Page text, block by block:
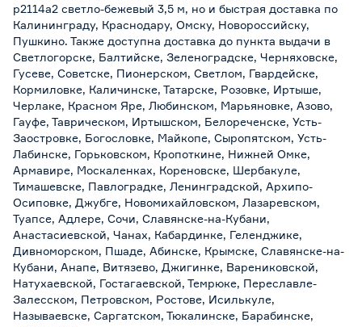
p2114a2 светло-бежевый 3,5 м, но и быстрая доставка по
Калининграду, Краснодару, Омску, Новороссийску,
Пушкино. Также доступна доставка до пункта выдачи в
Светлогорске, Балтийске, Зеленоградске, Черняховске,
Гусеве, Советске, Пионерском, Светлом, Гвардейске,
Кормиловке, Каличинске, Татарске, Розовке, Иртыше,
Черлаке, Красном Яре, Любинском, Марьяновке, Азово,
Гауфе, Таврическом, Иртышском, Белореченске, Усть-
Заостровке, Богословке, Майкопе, Сыропятском, Усть-
Лабинске, Горьковском, Кропоткине, Нижней Омке,
Армавире, Москаленках, Кореновске, Шербакуле,
Тимашевске, Павлоградке, Ленинградской, Архипо-
Осиповке, Джубге, Новомихайловском, Лазаревском,
Туапсе, Адлере, Сочи, Славянске-на-Кубани,
Анастасиевской, Чанах, Кабардинке, Геленджике,
Дивноморском, Пшаде, Абинске, Крымске, Славянске-на-
Кубани, Анапе, Витязево, Джигинке, Варениковской,
Натухаевской, Гостагаевской, Темрюке, Переславле-
Залесском, Петровском, Ростове, Исилькуле,
Называевске, Саргатском, Тюкалинске, Барабинске,